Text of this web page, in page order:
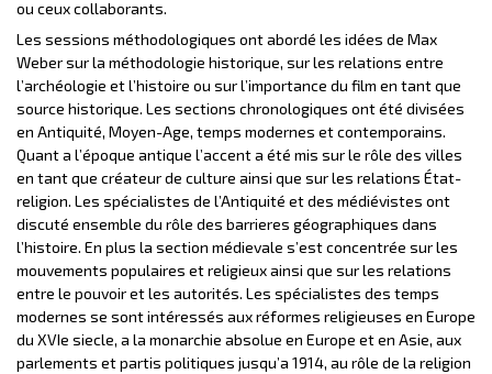
ou ceux collaborants.
Les sessions méthodologiques ont abordé les idées de Max
Weber sur la méthodologie historique, sur les relations entre
l’archéologie et l’histoire ou sur l’importance du film en tant que
source historique. Les sections chronologiques ont été divisées
en Antiquité, Moyen-Age, temps modernes et contemporains.
Quant a l’époque antique l’accent a été mis sur le rôle des villes
en tant que créateur de culture ainsi que sur les relations État-
religion. Les spécialistes de l’Antiquité et des médiévistes ont
discuté ensemble du rôle des barrieres géographiques dans
l’histoire. En plus la section médievale s’est concentrée sur les
mouvements populaires et religieux ainsi que sur les relations
entre le pouvoir et les autorités. Les spécialistes des temps
modernes se sont intéressés aux réformes religieuses en Europe
du XVIe siecle, a la monarchie absolue en Europe et en Asie, aux
parlements et partis politiques jusqu’a 1914, au rôle de la religion